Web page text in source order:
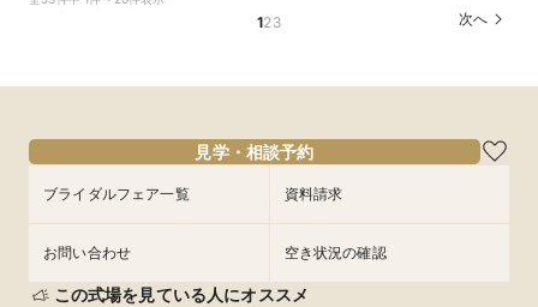
8/28
ウエディングフェア
フェアを予約
123 次へ
見学・相談予約
ブライダルフェア一覧 資料請求
お問い合わせ 空き状況の確認
この式場を見ている人にオススメ